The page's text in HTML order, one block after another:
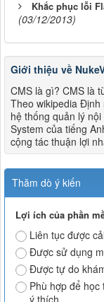
Khắc phục lỗi
(03/12/2013)
Giới thiệu về
CMS là gì? CMS là
Theo wikipedia
hệ thống quản lý
System của tiếng
cộng tác thuận lợi
Thăm dò ý kiến
Lợi ích của phần
Liên tục được
Được sử dụng
Được tự do
Phù hợp để
ý thích.